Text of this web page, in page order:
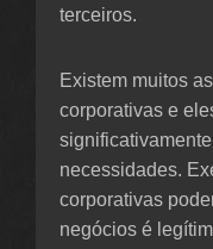
terceiros.
Existem muitos
corporativas e
necessidades.
corporativas
negócios é